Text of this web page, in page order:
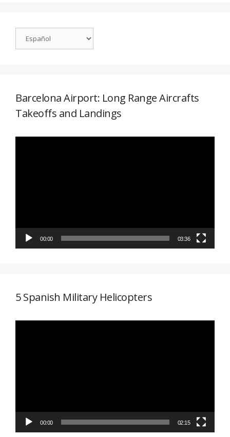
Barcelona Airport: Long Range Aircrafts
Takeoffs and Landings
00:00 03:36
5 Spanish Military Helicopters
00:00 02:15